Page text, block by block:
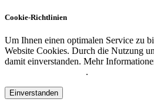
Cookie-Richtlinien
Um Ihnen einen optimalen Service zu
Website Cookies. Durch die Nutzung
damit einverstanden. Mehr
.
Einverstanden